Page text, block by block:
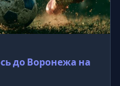
до Воронежа на